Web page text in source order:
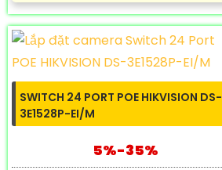
SWITCH 24 PORT POE HIKVISION DS-
3E1528P-EI/M
5%-35%